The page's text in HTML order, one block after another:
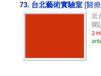
73. 台北藝術實驗室 [醫
近
開
2